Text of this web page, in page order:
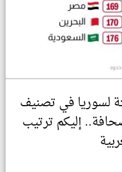
لسوريا في تصنيف
إليكم ترتيب